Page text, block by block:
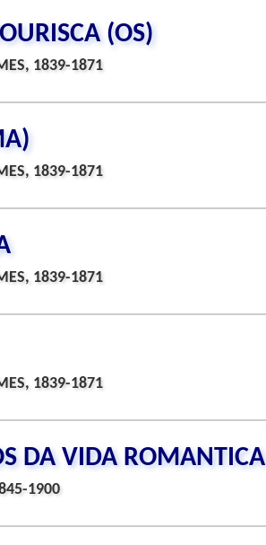
(OS)
1839-1871
1839-1871
1839-1871
1839-1871
DA VIDA ROMANTICA
1900